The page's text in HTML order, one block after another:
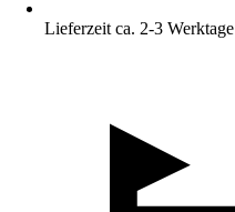
Lieferzeit ca. 2-3 Werktage